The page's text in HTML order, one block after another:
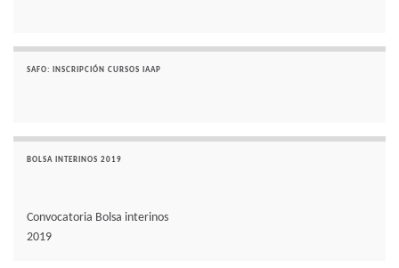
SAFO: INSCRIPCIÓN CURSOS IAAP
BOLSA INTERINOS 2019
Convocatoria Bolsa interinos
2019